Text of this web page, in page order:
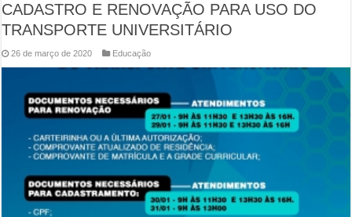
CADASTRO E RENOVAÇÃO PARA USO DO
TRANSPORTE UNIVERSITÁRIO
26 de março de 2020 Educação